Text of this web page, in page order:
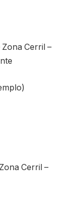
Cerril –
Cerril –